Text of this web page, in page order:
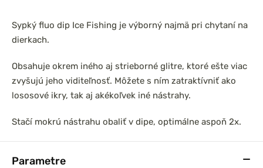
Sypký fluo dip Ice Fishing je výborný najmä pri chytaní na
dierkach.
Obsahuje okrem iného aj strieborné glitre, ktoré ešte viac
zvyšujú jeho viditeľnosť. Môžete s ním zatraktívniť ako
lososové ikry, tak aj akékoľvek iné nástrahy.
Stačí mokrú nástrahu obaliť v dipe, optimálne aspoň 2x.
Parametre